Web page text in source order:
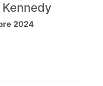
2024